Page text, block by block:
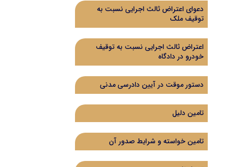
دعوای اعتراض ثالث اجرایی نسبت به
توقیف ملک
اعتراض ثالث اجرایی نسبت به توقیف
خودرو در دادگاه
دستور موقت در آیین دادرسی مدنی
تامین دلیل
تامین خواسته و شرایط صدور آن